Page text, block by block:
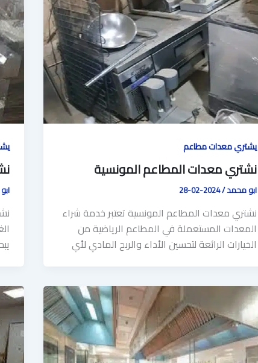
يشتري معدات مطاعم
نشتري معدات المطاعم المونسية
ابو محمد/
2024-02-28
نشتري معدات المطاعم المونسية تعتبر خدمة شراء
المعدات المستعملة في المطاعم الرياضية من
الخيارات الرائعة لتحسين الأداء والربح المادي لأي